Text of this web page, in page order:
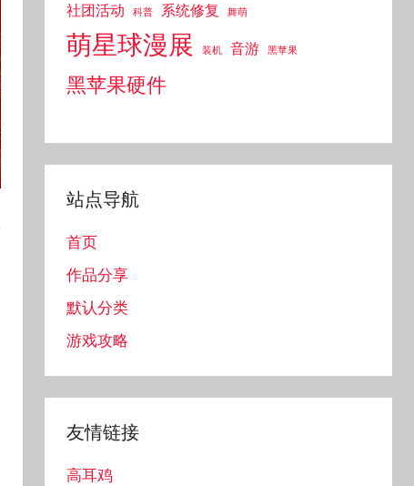
社团活动 科普 系统修复 舞萌
萌星球漫展 装机 音游 黑苹果
黑苹果硬件
站点导航
首页
作品分享
默认分类
游戏攻略
友情链接
高耳鸡